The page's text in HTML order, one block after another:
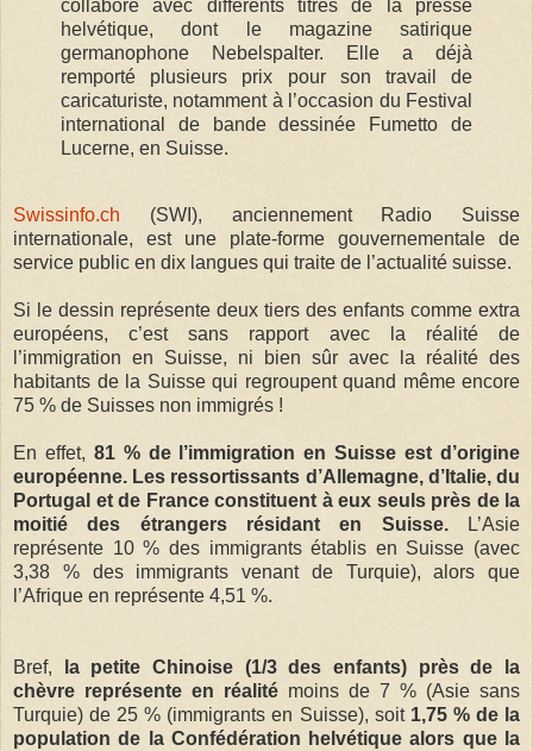
collabore avec différents titres de la presse
helvétique, dont le magazine satirique
germanophone Nebelspalter. Elle a déjà
remporté plusieurs prix pour son travail de
caricaturiste, notamment à l’occasion du Festival
international de bande dessinée Fumetto de
Lucerne, en Suisse.
Swissinfo.ch (SWI), anciennement Radio Suisse
internationale, est une plate-forme gouvernementale de
service public en dix langues qui traite de l’actualité suisse.
Si le dessin représente deux tiers des enfants comme extra
européens, c’est sans rapport avec la réalité de
l’immigration en Suisse, ni bien sûr avec la réalité des
habitants de la Suisse qui regroupent quand même encore
75 % de Suisses non immigrés !
En effet, 81 % de l’immigration en Suisse est d’origine
européenne. Les ressortissants d’Allemagne, d’Italie, du
Portugal et de France constituent à eux seuls près de la
moitié des étrangers résidant en Suisse.L’Asie
représente 10 % des immigrants établis en Suisse (avec
3,38 % des immigrants venant de Turquie), alors que
l’Afrique en représente 4,51 %.
Bref,
la petite Chinoise (1/3 des enfants) près de la
chèvre représente en réalité moins de 7 % (Asie sans
Turquie) de 25 % (immigrants en Suisse), soit 1,75 % de la
population de la Confédération helvétique alors que la